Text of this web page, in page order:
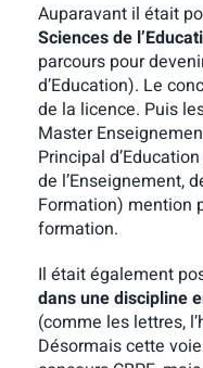
Auparavant il était
Sciences de
parcours pour
d’Education). Le
de la licence. Puis
Master
Principal
de l’Enseignement,
Formation) mention
formation.
Il était également
dans une discipline
(comme les lettres,
Désormais cette